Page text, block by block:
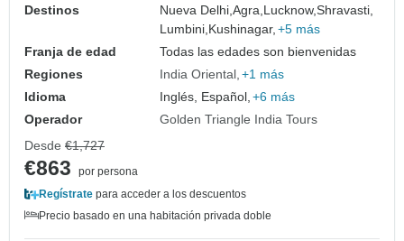
Destinos
Nueva Delhi,Agra,Lucknow,Shravasti,
Lumbini,Kushinagar, +5 más
Franja de edad
Todas las edades son bienvenidas
Regiones
India Oriental +1 más
Idioma
Inglés, Español, +6 más
Operador
Golden Triangle India Tours
Desde €1,727
€863
por persona
Regístrate para acceder a los descuentos
Precio basado en una habitación privada doble